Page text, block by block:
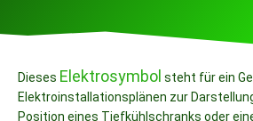
Dieses Elektrosymbol steht für ein
Elektroinstallationsplänen zur
Position eines Tiefkühlschranks oder